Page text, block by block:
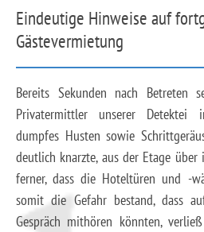
Eindeutige Hinweise auf
Gästevermietung
Bereits Sekunden nach Betreten
Privatermittler unserer Detektei
dumpfes Husten sowie
deutlich knarzte, aus der Etage
ferner, dass die Hoteltüren und -
somit die Gefahr bestand, dass
Gespräch mithören könnten,